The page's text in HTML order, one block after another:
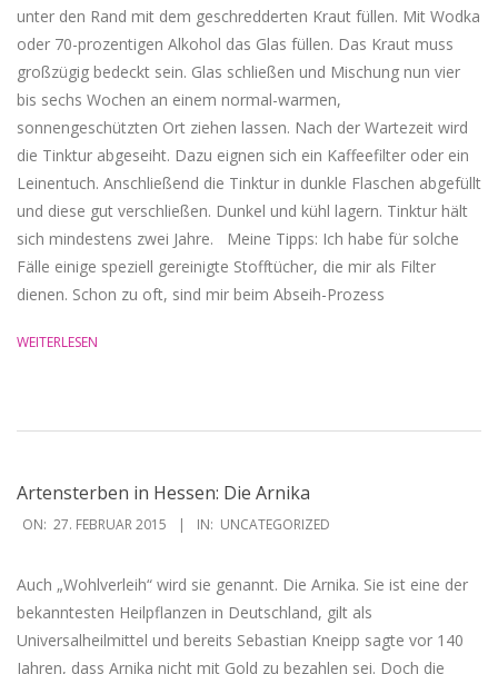
unter den Rand mit dem geschredderten Kraut füllen. Mit Wodka
oder 70-prozentigen Alkohol das Glas füllen. Das Kraut muss
großzügig bedeckt sein. Glas schließen und Mischung nun vier
bis sechs Wochen an einem normal-warmen,
sonnengeschützten Ort ziehen lassen. Nach der Wartezeit wird
die Tinktur abgeseiht. Dazu eignen sich ein Kaffeefilter oder ein
Leinentuch. Anschließend die Tinktur in dunkle Flaschen abgefüllt
und diese gut verschließen. Dunkel und kühl lagern. Tinktur hält
sich mindestens zwei Jahre. Meine Tipps: Ich habe für solche
Fälle einige speziell gereinigte Stofftücher, die mir als Filter
dienen. Schon zu oft, sind mir beim Abseih-Prozess
WEITERLESEN
Artensterben in Hessen: Die Arnika
2015-
ON: 27. FEBRUAR 2015 IN: UNCATEGORIZED
Auch „Wohlverleih“ wird sie genannt. Die Arnika. Sie ist eine der
bekanntesten Heilpflanzen in Deutschland, gilt als
Universalheilmittel und bereits Sebastian Kneipp sagte vor 140
Jahren, dass Arnika nicht mit Gold zu bezahlen sei. Doch die